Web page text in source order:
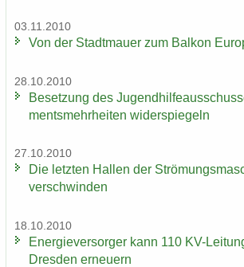
03.11.2010
Von der Stadt­mau­er zum Bal­kon
28.10.2010
Be­set­zung des
ments­mehr­hei­ten wi­der­spie­geln
27.10.2010
Die letz­ten Hal­len der
ver­schwin­den
18.10.2010
En­er­gie­ver­sor­ger kann 110 KV-​
Dres­den er­neu­ern